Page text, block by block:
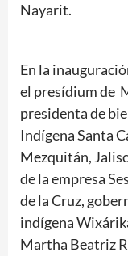
Nayarit.
En la
el presídium de
presidenta de
Indígena Santa
Mezquitán,
de la empresa
de la Cruz,
indígena
Martha Beatriz